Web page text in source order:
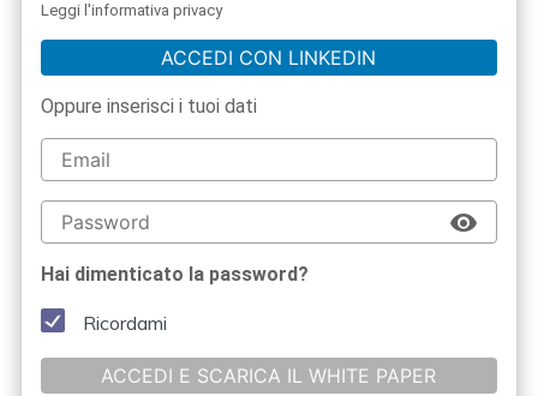
Leggi l'informativa privacy
ACCEDI CON LINKEDIN
Oppure inserisci i tuoi dati
Hai dimenticato la password?
Ricordami
ACCEDI E SCARICA IL WHITE PAPER